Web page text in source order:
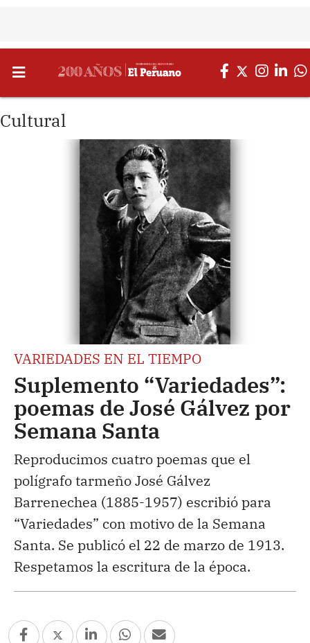
Cultural
VARIEDADES EN EL TIEMPO
Suplemento “Variedades”:
poemas de José Gálvez por
Semana Santa
Reproducimos cuatro poemas que el
polígrafo tarmeño José Gálvez
Barrenechea (1885-1957) escribió para
“Variedades” con motivo de la Semana
Santa. Se publicó el 22 de marzo de 1913.
Respetamos la escritura de la época.